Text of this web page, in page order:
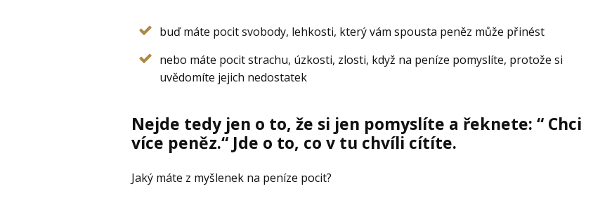
buď máte pocit svobody, lehkosti, který vám spousta peněz může přinést
nebo máte pocit strachu, úzkosti, zlosti, když na peníze pomyslíte, protože si
uvědomíte jejich nedostatek
Nejde tedy jen o to, že si jen pomyslíte a řeknete: “ Chci
více peněz.“ Jde o to, co v tu chvíli cítíte.
Jaký máte z myšlenek na peníze pocit?